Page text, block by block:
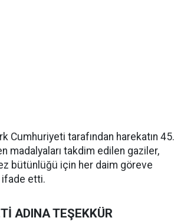
Cumhuriyeti tarafından harekatın 45.
madalyaları takdim edilen gaziler,
bütünlüğü için her daim göreve
ifade etti.
ADINA TEŞEKKÜR